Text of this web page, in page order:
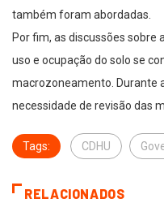
também foram abordadas.
Por fim, as discussões
uso e ocupação do solo se
macrozoneamento. Durante
necessidade de revisão das
Tags: CDHU
RELACIONADOS